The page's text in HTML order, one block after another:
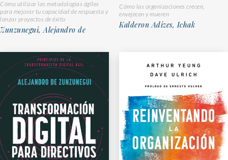
Cómo utilizar las metodologías ágiles
para mejorar tu capacidad de respuesta y
lanzar proyectos de éxito
Zunzunegui, Alejandro de
Cómo las organizaciones crecen,
envejecen y mueren
Kalderon Adizes, Ichak